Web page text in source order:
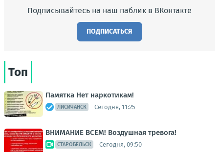
Подписывайтесь на наш паблик в ВКонтакте
ПОДПИСАТЬСЯ
Топ
Памятка Нет наркотикам!
ЛИСИЧАНСК Сегодня, 11:25
ВНИМАНИЕ ВСЕМ! Воздушная тревога!
СТАРОБЕЛЬСК Сегодня, 09:50